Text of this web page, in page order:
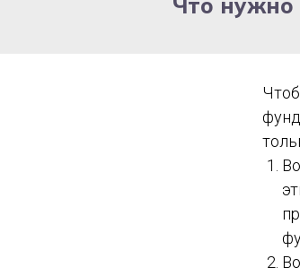
Что нужно